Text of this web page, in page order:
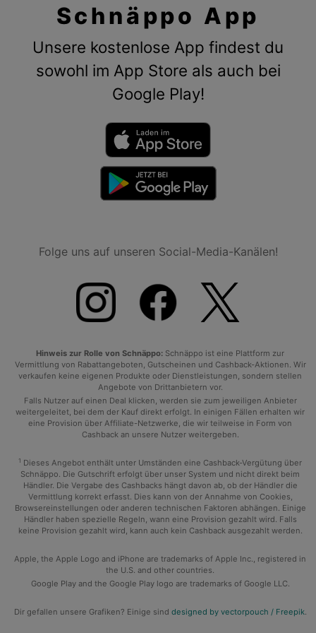
Schnäppo App
Unsere kostenlose App findest du
sowohl im App Store als auch bei
Google Play!
Folge uns auf unseren Social-Media-Kanälen!
Hinweis zur Rolle von Schnäppo: Schnäppo ist eine Plattform zur
Vermittlung von Rabattangeboten, Gutscheinen und Cashback-Aktionen. Wir
verkaufen keine eigenen Produkte oder Dienstleistungen, sondern stellen
Angebote von Drittanbietern vor.
Falls Nutzer auf einen Deal klicken, werden sie zum jeweiligen Anbieter
weitergeleitet, bei dem der Kauf direkt erfolgt. In einigen Fällen erhalten wir
eine Provision über Affiliate-Netzwerke, die wir teilweise in Form von
Cashback an unsere Nutzer weitergeben.
1 Dieses Angebot enthält unter Umständen eine Cashback-Vergütung über
Schnäppo. Die Gutschrift erfolgt über unser System und nicht direkt beim
Händler. Die Vergabe des Cashbacks hängt davon ab, ob der Händler die
Vermittlung korrekt erfasst. Dies kann von der Annahme von Cookies,
Browsereinstellungen oder anderen technischen Faktoren abhängen. Einige
Händler haben spezielle Regeln, wann eine Provision gezahlt wird. Falls
keine Provision gezahlt wird, kann auch kein Cashback ausgezahlt werden.
Apple, the Apple Logo and iPhone are trademarks of Apple Inc., registered in
the U.S. and other countries.
Google Play and the Google Play logo are trademarks of Google LLC.
Dir gefallen unsere Grafiken? Einige sind designed by vectorpouch / Freepik.